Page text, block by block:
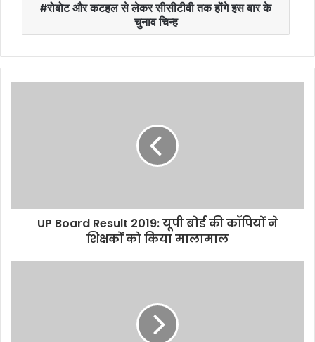
रोबोट और कटहल से लेकर सीसीटीवी तक होंगे इस बार के
चुनाव चिन्ह
UP Board Result 2019: यूपी बोर्ड की कॉपियों ने
शिक्षकों को किया मालामाल